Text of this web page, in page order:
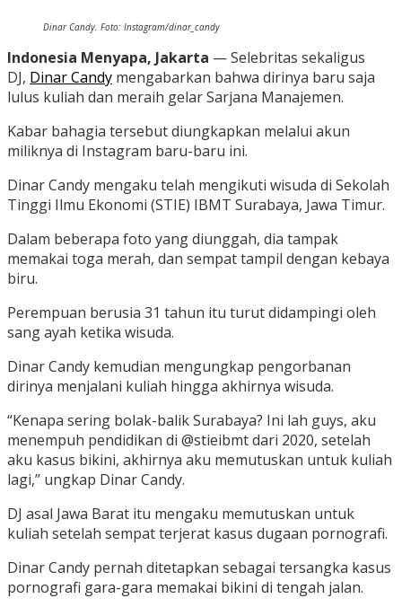
Dinar Candy. Foto: Instagram/dinar_candy
Indonesia Menyapa, Jakarta — Selebritas sekaligus
DJ, Dinar Candy mengabarkan bahwa dirinya baru saja
lulus kuliah dan meraih gelar Sarjana Manajemen.
Kabar bahagia tersebut diungkapkan melalui akun
miliknya di Instagram baru-baru ini.
Dinar Candy mengaku telah mengikuti wisuda di Sekolah
Tinggi Ilmu Ekonomi (STIE) IBMT Surabaya, Jawa Timur.
Dalam beberapa foto yang diunggah, dia tampak
memakai toga merah, dan sempat tampil dengan kebaya
biru.
Perempuan berusia 31 tahun itu turut didampingi oleh
sang ayah ketika wisuda.
Dinar Candy kemudian mengungkap pengorbanan
dirinya menjalani kuliah hingga akhirnya wisuda.
“Kenapa sering bolak-balik Surabaya? Ini lah guys, aku
menempuh pendidikan di @stieibmt dari 2020, setelah
aku kasus bikini, akhirnya aku memutuskan untuk kuliah
lagi,” ungkap Dinar Candy.
DJ asal Jawa Barat itu mengaku memutuskan untuk
kuliah setelah sempat terjerat kasus dugaan pornografi.
Dinar Candy pernah ditetapkan sebagai tersangka kasus
pornografi gara-gara memakai bikini di tengah jalan.